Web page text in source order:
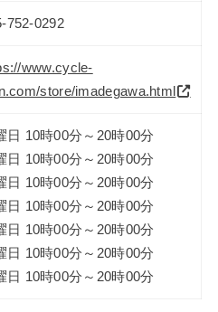
752-0292
www.cycle-
store/imadegawa.html
日 10時00分～20時00分
日 10時00分～20時00分
日 10時00分～20時00分
日 10時00分～20時00分
日 10時00分～20時00分
日 10時00分～20時00分
日 10時00分～20時00分